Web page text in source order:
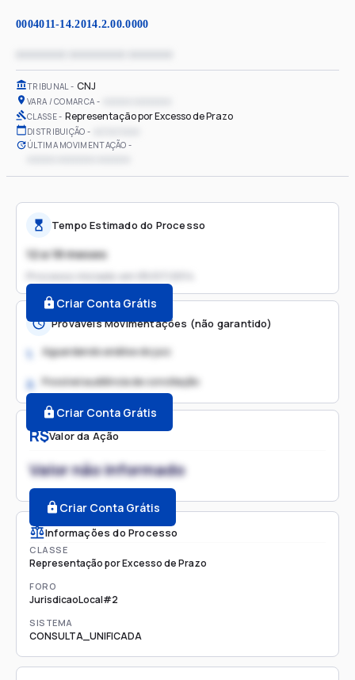
0004011-14.2014.2.00.0000
TRIBUNAL CNJ
VARA / COMARCA
CLASSE Representação por Excesso de Prazo
DISTRIBUIÇÃO
ÚLTIMA MOVIMENTAÇÃO
R$Valor da Ação
Valor não informado
Criar Conta Grátis
Informações do Processo
CLASSE
Representação por Excesso de Prazo
FORO
JurisdicaoLocal#2
SISTEMA
CONSULTA_UNIFICADA
Tempo Estimado do Processo
12 a 18 meses
Processo iniciado em
Criar Conta Grátis
Prováveis Movimentações (não garantido)
1. Aguardando análise do juiz
2. Possível audiência de conciliação
Criar Conta Grátis